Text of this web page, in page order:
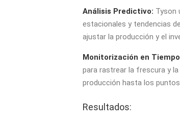
Análisis Predictivo: Tyson
estacionales y tendencias
ajustar la producción y el
Monitorización en
para rastrear la frescura y
producción hasta los
Resultados: